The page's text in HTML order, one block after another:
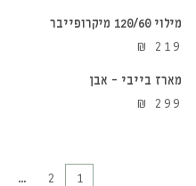
מילוי 120/60 מיקרופייבר
₪ 219
הוספה לסל
מארז בייבי – אבן
₪ 299
1
2
…